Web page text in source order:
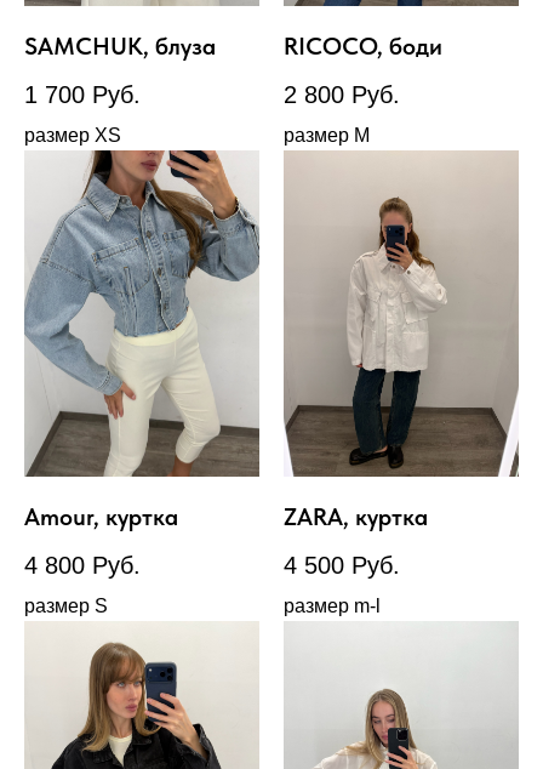
SAMCHUK, блуза
1 700 Руб.
размер XS
RICOCO, боди
2 800 Руб.
размер М
Amour, куртка
4 800 Руб.
размер S
ZARA, куртка
4 500 Руб.
размер m-l